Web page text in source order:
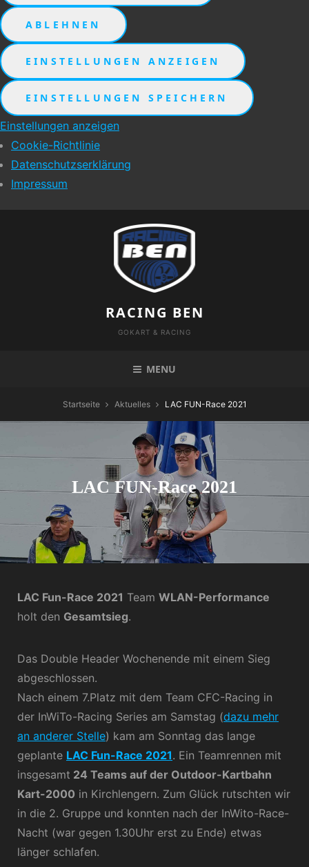
ABLEHNEN
EINSTELLUNGEN ANZEIGEN
EINSTELLUNGEN SPEICHERN
Einstellungen anzeigen
Cookie-Richtlinie
Datenschutzserklärung
Impressum
RACING BEN
GOKART & RACING
MENU
Startseite Aktuelles LAC FUN-Race 2021
LAC FUN-Race 2021
LAC Fun-Race 2021 Team WLAN-Performance
holt den Gesamtsieg.
Das Double Header Wochenende mit einem Sieg
abgeschlossen.
Nach einem 7.Platz mit dem Team CFC-Racing in
der InWiTo-Racing Series am Samstag (dazu mehr
an anderer Stelle) kam am Sonntag das lange
geplante LAC Fun-Race 2021. Ein Teamrennen mit
insgesamt 24 Teams auf der Outdoor-Kartbahn
Kart-2000 in Kirchlengern. Zum Glück rutschten wir
in die 2. Gruppe und konnten nach der InWito-Race-
Nacht (war gegen 1.30Uhr erst zu Ende) etwas
länger schlafen.